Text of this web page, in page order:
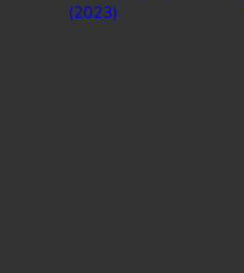
(2023)